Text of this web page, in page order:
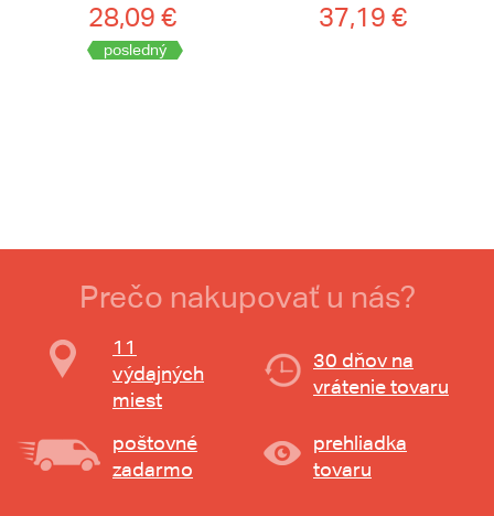
28,09 €
posledný
37,19 €
Prečo nakupovať u nás?
11
výdajných
miest
30 dňov na
vrátenie tovaru
poštovné
zadarmo
prehliadka
tovaru